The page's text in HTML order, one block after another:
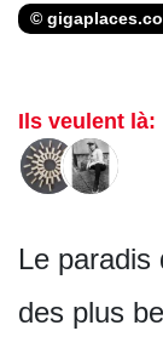
©
Ils veulent là:
Le paradis
des plus